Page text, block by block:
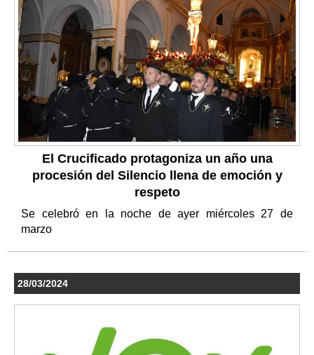
El Crucificado protagoniza un año una
procesión del Silencio llena de emoción y
respeto
Se celebró en la noche de ayer miércoles 27 de
marzo
28/03/2024